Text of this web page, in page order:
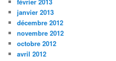
janvier 2013
décembre 2012
novembre 2012
octobre 2012
avril 2012